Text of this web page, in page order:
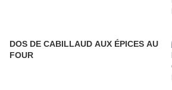
DOS DE CABILLAUD AUX ÉPICES AU
FOUR